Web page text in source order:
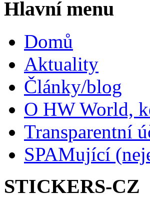
Hlavní menu
Domů
Aktuality
Články/blog
O HW World,
Transparentní
SPAMující
STICKERS-CZ